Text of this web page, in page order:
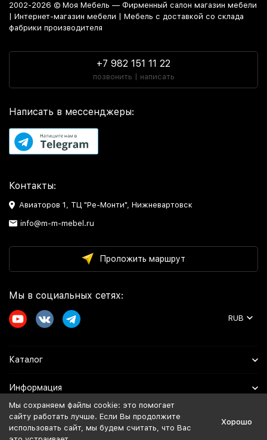
2002-2026 © Моя Мебель — Фирменный салон магазин мебели
| Интернет-магазин мебели | Мебель с доставкой со склада
фабрики производителя
+7 982 151 11 22
позвонить | написать
Написать в мессенджеры:
Контакты:
Авиаторов 1, ТЦ "Ре-Монти", Нижневартовск
info@m-m-mebel.ru
Проложить маршрут
Мы в социальных сетях:
RUB
Каталог
Информация
Помощь
Мы сохраняем файлы cookie: это помогает
сайту работать лучше. Если Вы продолжите
использовать сайт, мы будем считать, что Вас
Хорошо